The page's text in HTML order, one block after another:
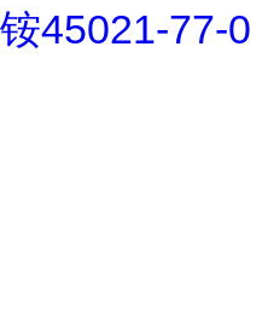
铵45021-77-0